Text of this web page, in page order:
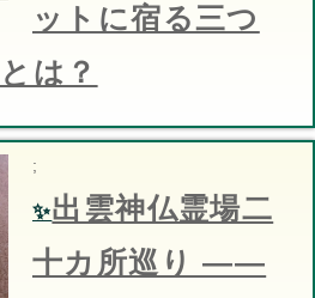
ットに宿る三つ
は？
;
✨出雲神仏霊場二
十カ所巡り ——